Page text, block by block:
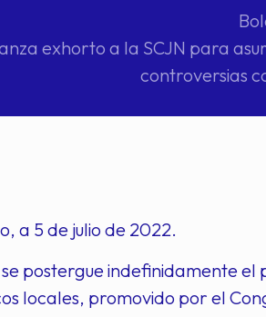
exhorto a la SCJN para
controversias
a 5 de julio de 2022.
postergue indefinidamente
locales, promovido por el